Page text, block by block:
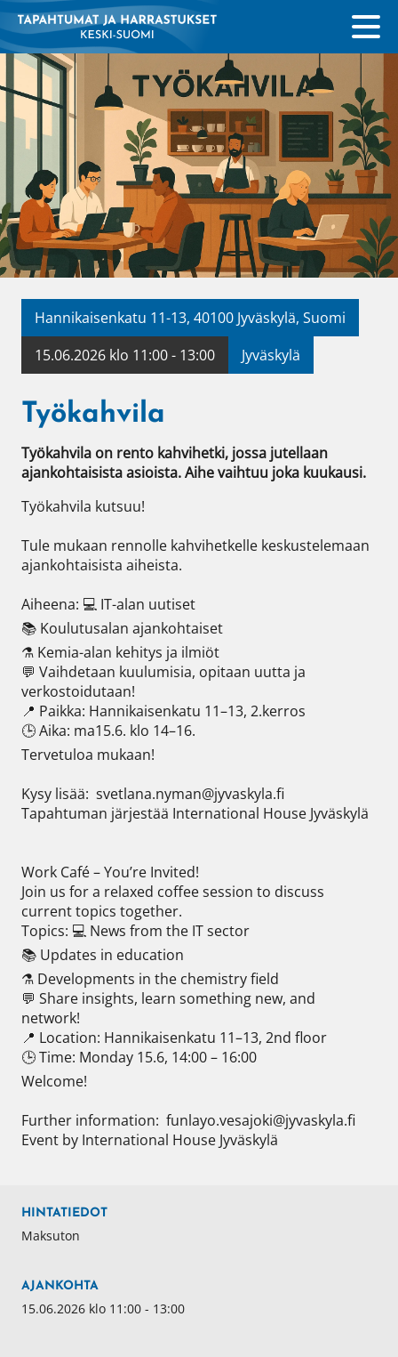
Hannikaisenkatu 11-13, 40100 Jyväskylä, Suomi
15.06.2026 klo 11:00 - 13:00
Jyväskylä
Työkahvila
Työkahvila on rento kahvihetki, jossa jutellaan
ajankohtaisista asioista. Aihe vaihtuu joka kuukausi.
Työkahvila kutsuu!
Tule mukaan rennolle kahvihetkelle keskustelemaan
ajankohtaisista aiheista.
Aiheena: 💻 IT-alan uutiset
📚 Koulutusalan ajankohtaiset
⚗️ Kemia-alan kehitys ja ilmiöt
💬 Vaihdetaan kuulumisia, opitaan uutta ja
verkostoidutaan!
📍 Paikka: Hannikaisenkatu 11–13, 2.kerros
🕒 Aika: ma15.6. klo 14–16.
Tervetuloa mukaan!
Kysy lisää:  svetlana.nyman@jyvaskyla.fi
Tapahtuman järjestää International House Jyväskylä
Work Café – You’re Invited!
Join us for a relaxed coffee session to discuss
current topics together.
Topics: 💻 News from the IT sector
📚 Updates in education
⚗️ Developments in the chemistry field
💬 Share insights, learn something new, and
network!
📍 Location: Hannikaisenkatu 11–13, 2nd floor
🕒 Time: Monday 15.6, 14:00 – 16:00
Welcome!
Further information:  funlayo.vesajoki@jyvaskyla.fi
HINTATIEDOT
Maksuton
AJANKOHTA
15.06.2026 klo 11:00 - 13:00